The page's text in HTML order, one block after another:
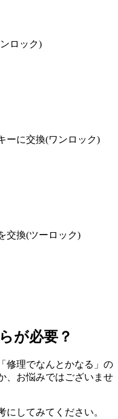
ロック)
ーに交換(ワンロック)
交換(ツーロック)
が必要？
修理でなんとかなる」の
、お悩みではございませ
にしてみてください。